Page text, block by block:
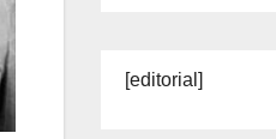
[editorial]